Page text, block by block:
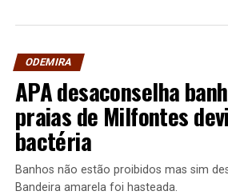
ODEMIRA
APA desaconselha
praias de Milfontes
bactéria
Banhos não estão proibidos mas sim
Bandeira amarela foi hasteada.